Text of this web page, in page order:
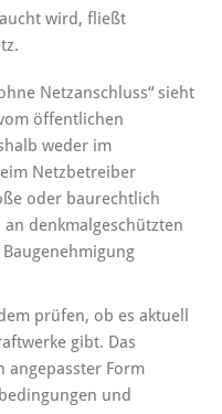
wird, fließt
Netzanschluss“ sieht
öffentlichen
weder im
Netzbetreiber
oder baurechtlich
denkmalgeschützten
prüfen, ob es aktuell
gibt. Das
angepasster Form
und